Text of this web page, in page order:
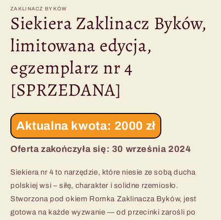
ZAKLINACZ BYKÓW
Siekiera Zaklinacz Byków,
limitowana edycja,
egzemplarz nr 4
[SPRZEDANA]
Aktualna kwota: 2000 zł
Oferta zakończyła się: 30 września 2024
Siekiera nr 4 to narzędzie, które niesie ze sobą ducha
polskiej wsi – siłę, charakter i solidne rzemiosło.
Stworzona pod okiem Romka Zaklinacza Byków, jest
gotowa na każde wyzwanie — od przecinki zarośli po